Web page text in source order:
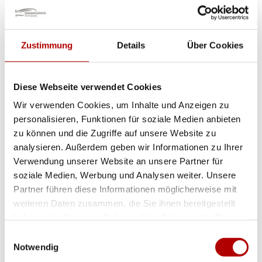
Zustimmung Details Über Cookies
Diese Webseite verwendet Cookies
Wir verwenden Cookies, um Inhalte und Anzeigen zu
personalisieren, Funktionen für soziale Medien anbieten
zu können und die Zugriffe auf unsere Website zu
analysieren. Außerdem geben wir Informationen zu Ihrer
Verwendung unserer Website an unsere Partner für
soziale Medien, Werbung und Analysen weiter. Unsere
Partner führen diese Informationen möglicherweise mit
weiteren Daten zusammen, die Sie ihnen bereitgestellt
Notwendig
Beginnen Sie Ihre Tour direkt am Ufer des
Templiner Sees und setzen Sie diese
entlang des R1 Rad- und Wanderweges
Richtung Norden fort. Die Route führt Sie
vorbei am Musikpavillon, dem
Olympiastützpunkt, dem Yachthafen, bis
hin zum Segelverein. An der dortigen
Gabelung halten Sie sich links.